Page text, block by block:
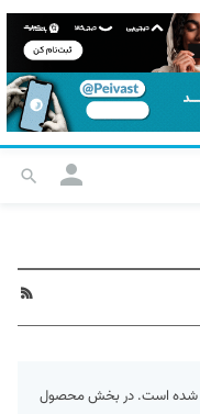
شده است. در بخش محصول